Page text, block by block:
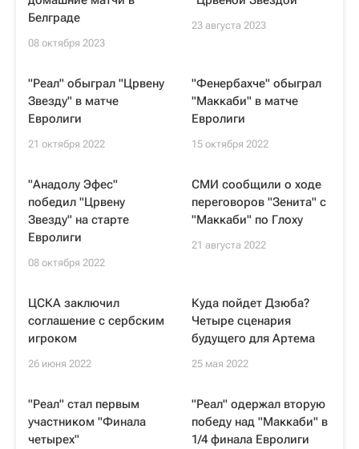
Белграде
08 октября 2023
23 августа 2023
"Реал" обыграл "Црвену
Звезду" в матче
Евролиги
21 октября 2022
"Фенербахче" обыграл
"Маккаби" в матче
Евролиги
15 октября 2022
"Анадолу Эфес"
победил "Црвену
Звезду" на старте
Евролиги
08 октября 2022
СМИ сообщили о ходе
переговоров "Зенита" с
"Маккаби" по Глоху
21 августа 2022
ЦСКА заключил
соглашение с сербским
игроком
26 июня 2022
Куда пойдет Дзюба?
Четыре сценария
будущего для Артема
25 мая 2022
"Реал" стал первым
участником "Финала
четырех"
"Реал" одержал вторую
победу над "Маккаби" в
1/4 финала Евролиги